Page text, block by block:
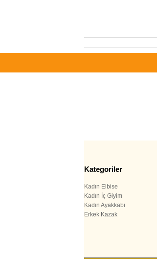
Kategoriler
Kadın Elbise
Kadın İç Giyim
Kadın Ayakkabı
Erkek Kazak